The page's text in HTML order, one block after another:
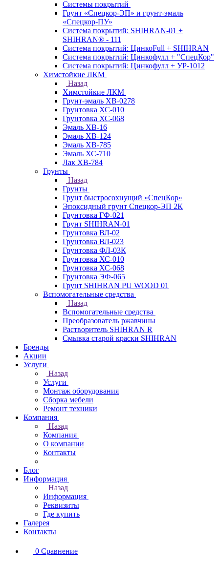
Системы покрытий
Грунт «Спецкор-ЭП» и грунт-эмаль
«Спецкор-ПУ»
Система покрытий: SHIHRAN-01 +
SHIHRAN® - 111
Система покрытий: ЦинкоFull + SHIHRAN
Система покрытий: Цинкофулл + "СпецКор"
Система покрытий: Цинкофулл + УР-1012
Химстойкие ЛКМ
Назад
Химстойкие ЛКМ
Грунт-эмаль ХВ-0278
Грунтовка ХС-010
Грунтовка ХС-068
Эмаль ХВ-16
Эмаль ХВ-124
Эмаль ХВ-785
Эмаль ХС-710
Лак ХВ-784
Грунты
Назад
Грунты
Грунт быстросохнущий «СпецКор»
Эпоксидный грунт Спецкор-ЭП 2К
Грунтовка ГФ-021
Грунт SHIHRAN-01
Грунтовка ВЛ-02
Грунтовка ВЛ-023
Грунтовка ФЛ-03К
Грунтовка ХС-010
Грунтовка ХС-068
Грунтовка ЭФ-065
Грунт SHIHRAN PU WOOD 01
Вспомогательные средства
Назад
Вспомогательные средства
Преобразователь ржавчины
Растворитель SHIHRAN R
Смывка старой краски SHIHRAN
Бренды
Акции
Услуги
Назад
Услуги
Монтаж оборудования
Сборка мебели
Ремонт техники
Компания
Назад
Компания
О компании
Контакты
Блог
Информация
Назад
Информация
Реквизиты
Где купить
Галерея
Контакты
0 Сравнение